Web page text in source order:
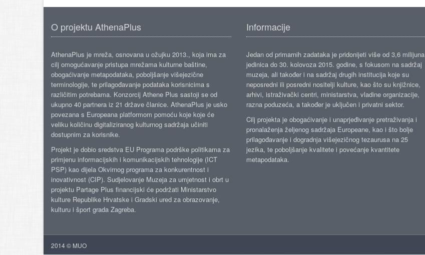
O projektu AthenaPlus
AthenaPlus je mreža, osnovana u ožujku 2013., koja ima za
cilj omogućavanje pristupa mrežama kulturne baštine,
obogaćivanje metapodataka, poboljšanje višejezične
terminologije, te prilagođavanje podataka korisnicima s
različitim potrebama. Konzorcij Athene Plus sastoji se od
ukupno 40 partnera iz 21 države članice. AthenaPlus je usko
povezana s Europeana platformom pomoću koje koje će
veliku količinu digitaliziranog kulturnog sadržaja učiniti
dostupnim za korisnike.
Projekt je dobio sredstva EU Programa podrške politikama za
primjenu informacijskih i komunikacijskih tehnologije (ICT
PSP) kao dijela Okvirnog programa za konkurentnost i
inovativnost (CIP). Sudjelovanje Muzeja za umjetnost i obrt u
projektu Partage Plus financijski će podržati Ministarstvo
kulture Republike Hrvatske i Gradski ured za obrazovanje,
kulturu i šport grada Zagreba.
Informacije
Jedan od primarnih zadataka je pridonijeti više od 3,6 milijuna
jedinica do 30. kolovoza 2015. godine, s fokusom na sadržaj
muzeja, ali također i na sadržaj drugih institucija koje su
neposredni ili posredni nositelji kulture, kao što su knjižnice,
arhivi, istraživački centri, ministarstva, vladine organizacije,
razna poduzeća, a također je uključen i privatni sektor.
Cilj projekta je obogaćivanje i unaprjeđivanje pretraživanja i
pronalaženja željenog sadržaja Europeane, kao i što bolje
prilagođavanje i dogradnja višejezičnog tezaurusa na 25
jezika, te poboljšanje kvalitete i povećanje kvantitete
metapodataka.
2014 © MUO